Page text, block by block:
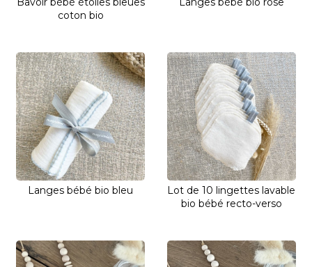
coton bio
Langes bébé bio bleu
Lot de 10 lingettes lavable
bio bébé recto-verso